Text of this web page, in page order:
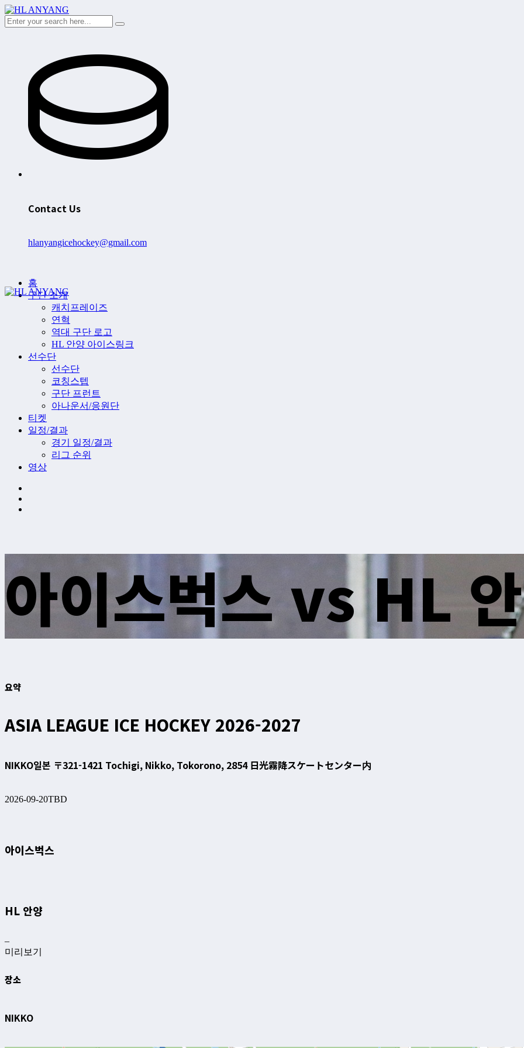
Contact Us
hlanyangicehockey@gmail.com
홈
구단 소개
캐치프레이즈
연혁
역대 구단 로고
HL 안양 아이스링크
선수단
선수단
코칭스텝
구단 프런트
아나운서/응원단
티켓
일정/결과
경기 일정/결과
리그 순위
영상
아이스벅스 vs HL
요약
ASIA LEAGUE ICE HOCKEY 2026-2027
NIKKO일본 〒321-1421 Tochigi, Nikko, Tokorono, 2854 日光霧降スケートセンター内
2026-09-20TBD
아이스벅스
HL 안양
–
미리보기
장소
NIKKO